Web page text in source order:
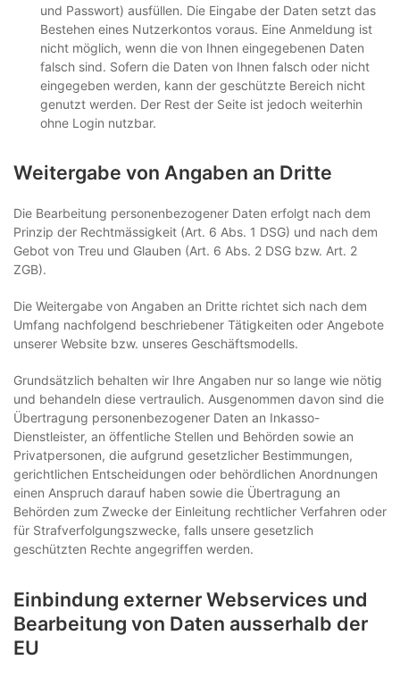
und Passwort) ausfüllen. Die Eingabe der Daten setzt das
Bestehen eines Nutzerkontos voraus. Eine Anmeldung ist
nicht möglich, wenn die von Ihnen eingegebenen Daten
falsch sind. Sofern die Daten von Ihnen falsch oder nicht
eingegeben werden, kann der geschützte Bereich nicht
genutzt werden. Der Rest der Seite ist jedoch weiterhin
ohne Login nutzbar.
Weitergabe von Angaben an Dritte
Die Bearbeitung personenbezogener Daten erfolgt nach dem
Prinzip der Rechtmässigkeit (Art. 6 Abs. 1 DSG) und nach dem
Gebot von Treu und Glauben (Art. 6 Abs. 2 DSG bzw. Art. 2
ZGB).
Die Weitergabe von Angaben an Dritte richtet sich nach dem
Umfang nachfolgend beschriebener Tätigkeiten oder Angebote
unserer Website bzw. unseres Geschäftsmodells.
Grundsätzlich behalten wir Ihre Angaben nur so lange wie nötig
und behandeln diese vertraulich. Ausgenommen davon sind die
Übertragung personenbezogener Daten an Inkasso-
Dienstleister, an öffentliche Stellen und Behörden sowie an
Privatpersonen, die aufgrund gesetzlicher Bestimmungen,
gerichtlichen Entscheidungen oder behördlichen Anordnungen
einen Anspruch darauf haben sowie die Übertragung an
Behörden zum Zwecke der Einleitung rechtlicher Verfahren oder
für Strafverfolgungszwecke, falls unsere gesetzlich
geschützten Rechte angegriffen werden.
Einbindung externer Webservices und
Bearbeitung von Daten ausserhalb der
EU